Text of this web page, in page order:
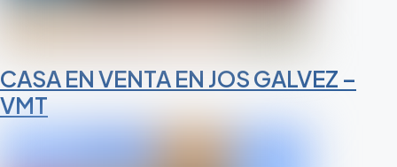
CASA EN VENTA EN JOS GALVEZ –
VMT